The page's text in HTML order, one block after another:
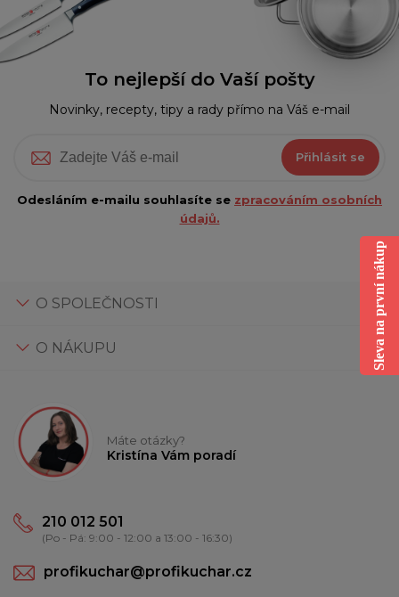
To nejlepší do Vaší pošty
Novinky, recepty, tipy a rady přímo na Váš e-mail
Přihlásit se
Odesláním e-mailu souhlasíte se zpracováním osobních
údajů.
O SPOLEČNOSTI
O NÁKUPU
Máte otázky?
Kristína Vám poradí
210 012 501
(Po - Pá: 9:00 - 12:00 a 13:00 - 16:30)
profikuchar@profikuchar.cz
Sleva na první nákup